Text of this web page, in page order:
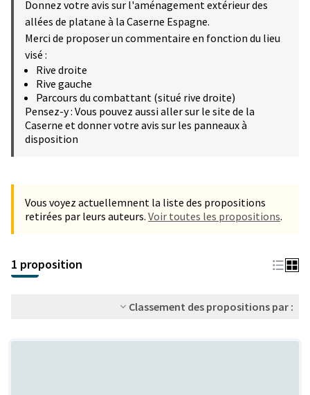
Donnez votre avis sur l'aménagement extérieur des
allées de platane à la Caserne Espagne.
Merci de proposer un commentaire en fonction du lieu
visé :
Rive droite
Rive gauche
Parcours du combattant (situé rive droite)
Pensez-y : Vous pouvez aussi aller sur le site de la
Caserne et donner votre avis sur les panneaux à
disposition
Vous voyez actuellemnent la liste des propositions
retirées par leurs auteurs. Voir toutes les propositions.
1 proposition
Classement des propositions par :